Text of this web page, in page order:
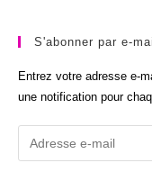
S'abonner par e-mail
Entrez votre adresse e-
une notification pour
Adresse
e-